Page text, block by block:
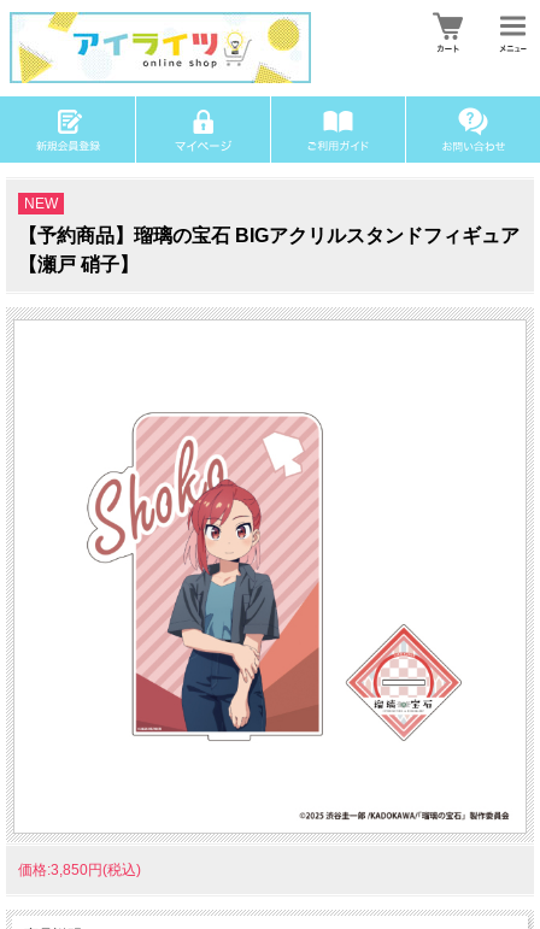
NEW
【予約商品】瑠璃の宝石 BIGアクリルスタンドフィギュア
【瀬戸 硝子】
価格:3,850円(税込)